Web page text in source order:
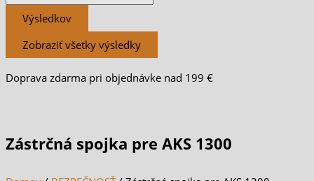
Výsledkov
Zobraziť všetky výsledky
Doprava zdarma pri objednávke nad 199 €
Zástrčná spojka pre AKS 1300